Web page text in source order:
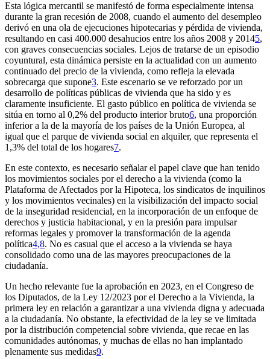
Esta lógica mercantil se manifestó de forma especialmente intensa
durante la gran recesión de 2008, cuando el aumento del desempleo
derivó en una ola de ejecuciones hipotecarias y pérdida de vivienda,
resultando en casi 400.000 desahucios entre los años 2008 y 20145,
con graves consecuencias sociales. Lejos de tratarse de un episodio
coyuntural, esta dinámica persiste en la actualidad con un aumento
continuado del precio de la vivienda, como refleja la elevada
sobrecarga que supone3. Este escenario se ve reforzado por un
desarrollo de políticas públicas de vivienda que ha sido y es
claramente insuficiente. El gasto público en política de vivienda se
sitúa en torno al 0,2% del producto interior bruto6, una proporción
inferior a la de la mayoría de los países de la Unión Europea, al
igual que el parque de vivienda social en alquiler, que representa el
1,3% del total de los hogares7.
En este contexto, es necesario señalar el papel clave que han tenido
los movimientos sociales por el derecho a la vivienda (como la
Plataforma de Afectados por la Hipoteca, los sindicatos de inquilinos
y los movimientos vecinales) en la visibilización del impacto social
de la inseguridad residencial, en la incorporación de un enfoque de
derechos y justicia habitacional, y en la presión para impulsar
reformas legales y promover la transformación de la agenda
política4,8. No es casual que el acceso a la vivienda se haya
consolidado como una de las mayores preocupaciones de la
ciudadanía.
Un hecho relevante fue la aprobación en 2023, en el Congreso de
los Diputados, de la Ley 12/2023 por el Derecho a la Vivienda, la
primera ley en relación a garantizar a una vivienda digna y adecuada
a la ciudadanía. No obstante, la efectividad de la ley se ve limitada
por la distribución competencial sobre vivienda, que recae en las
comunidades autónomas, y muchas de ellas no han implantado
plenamente sus medidas9.